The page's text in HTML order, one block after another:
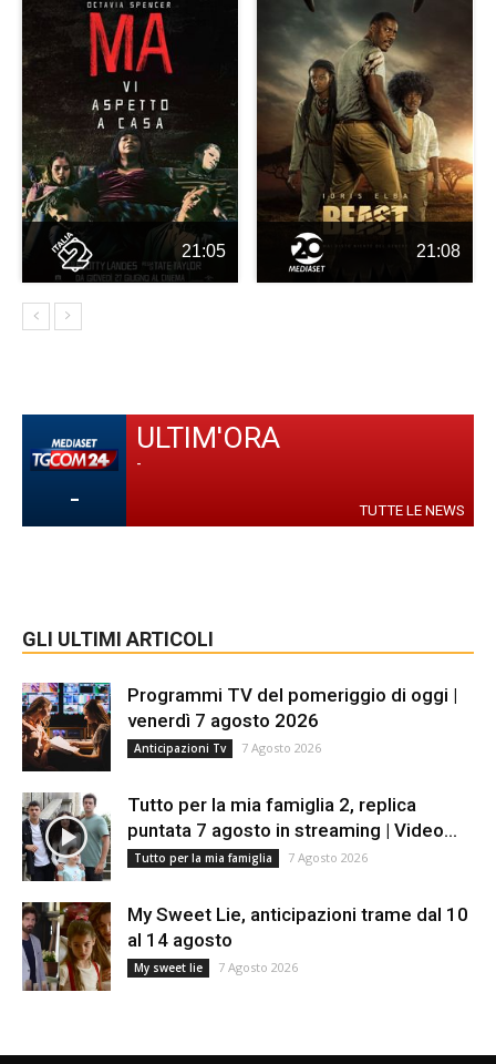
21:05 21:08
-
ULTIM'ORA
-
TUTTE LE NEWS
GLI ULTIMI ARTICOLI
Programmi TV del pomeriggio di oggi |
venerdì 7 agosto 2026
Anticipazioni Tv 7 Agosto 2026
Tutto per la mia famiglia 2, replica
puntata 7 agosto in streaming | Video...
Tutto per la mia famiglia 7 Agosto 2026
My Sweet Lie, anticipazioni trame dal 10
al 14 agosto
My sweet lie 7 Agosto 2026